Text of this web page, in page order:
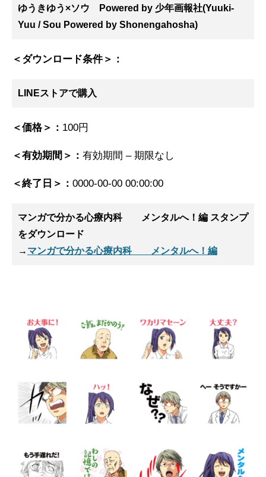
ゆうきゆう×ソウ Powered by 少年画報社(Yuuki-
Yuu / Sou Powered by Shonengahosha)
＜ダウンロード条件＞：
LINEストアで購入
＜価格＞： 100円
＜有効期間＞： 有効期間 – 期限なし
＜終了日＞： 0000-00-00 00:00:00
マンガで分かる心療内科 メンタルへ！編 スタンプ
をダウンロード
→ マンガで分かる心療内科 メンタルへ！編